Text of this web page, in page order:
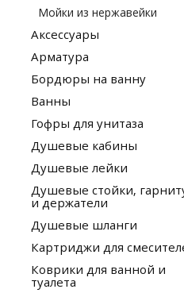
Мойки из нержавейки
Аксессуары
Арматура
Бордюры на ванну
Ванны
Гофры для унитаза
Душевые кабины
Душевые лейки
Душевые стойки,
и держатели
Душевые шланги
Картриджи для
Коврики для ванной и
туалета